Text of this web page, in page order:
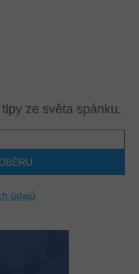
ze světa spánku.
údajů